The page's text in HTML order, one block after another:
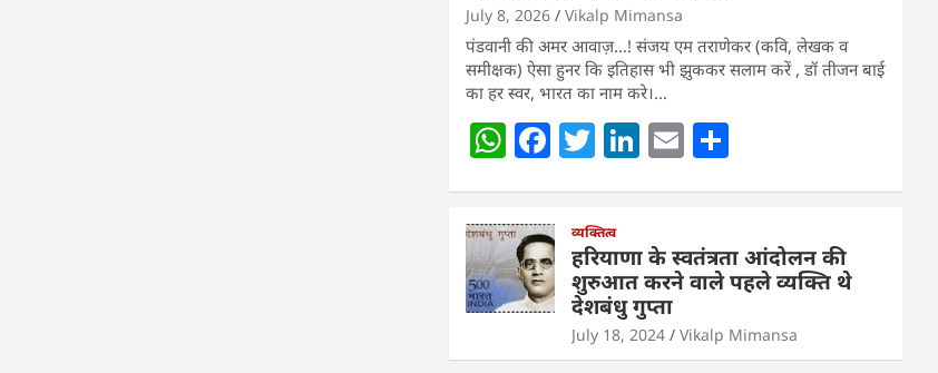
July 8, 2026 Vikalp Mimansa
पंडवानी की अमर आवाज़…! संजय एम तराणेकर (कवि, लेखक व
समीक्षक) ऐसा हुनर कि इतिहास भी झुककर सलाम करें , डॉ तीजन बाई
का हर स्वर, भारत का नाम करे।…
W
at
s
A
p
p
F
c
e
b
o
o
T
er
Li
e
dI
n
E
l e
व्यक्तित्व
हरियाणा के स्वतंत्रता आंदोलन की
शुरुआत करने वाले पहले व्यक्ति थे
देशबंधु गुप्ता
July 18, 2024 Vikalp Mimansa